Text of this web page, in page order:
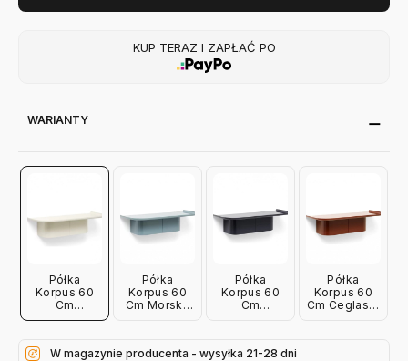
KUP TERAZ I ZAPŁAĆ PO
WARIANTY
Półka
Korpus 60
Cm
Kremowa
Półka
Korpus 60
Cm Morska
Półka
Korpus 60
Cm
Półka
Korpus 60
Cm Ceglasta
W magazynie producenta - wysyłka 21-28 dni